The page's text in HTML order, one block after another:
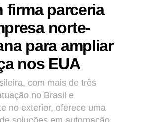
firma parceria
norte-
para ampliar
nos EUA
com mais de três
no Brasil e
no exterior, oferece uma